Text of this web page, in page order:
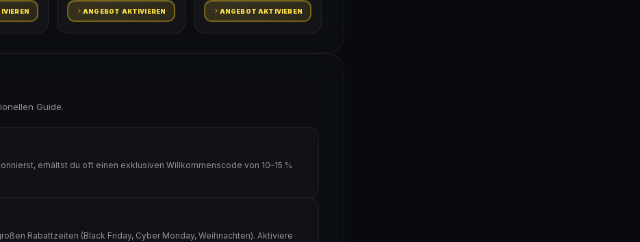
ANGEBOT AKTIVIEREN ANGEBOT AKTIVIEREN
Guide.
erhältst du oft einen exklusiven Willkommenscode von 10–15 %
Rabattzeiten (Black Friday, Cyber Monday, Weihnachten). Aktiviere